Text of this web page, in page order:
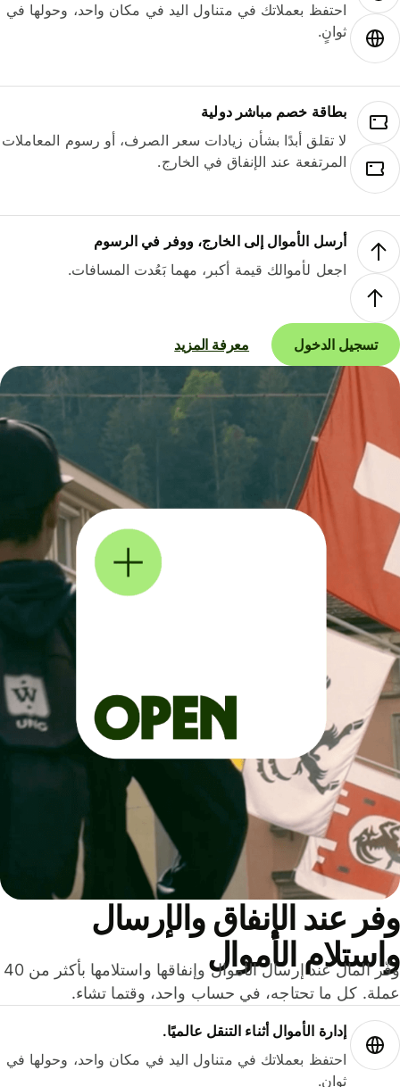
احتفظ بعملاتك في متناول اليد في مكان واحد، وحولها في
ثوانٍ.
بطاقة خصم مباشر دولية
لا تقلق أبدًا بشأن زيادات سعر الصرف، أو رسوم المعاملات
المرتفعة عند الإنفاق في الخارج.
أرسل الأموال إلى الخارج، ووفر في الرسوم
اجعل لأموالك قيمة أكبر، مهما بَعُدت المسافات.
تسجيل الدخول معرفة المزيد
عند الإنفاق والإرسال
الأموال
وفّر المال عند إرسال الأموال وإنفاقها واستلامها بأكثر من 40
كل ما تحتاجه، في حساب واحد، وقتما تشاء.
إدارة الأموال أثناء التنقل عالميًا.
احتفظ بعملاتك في متناول اليد في مكان واحد، وحولها في
ثوانٍ.